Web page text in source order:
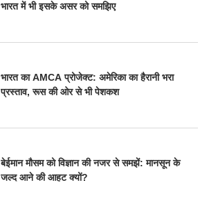
भारत में भी इसके असर को समझिए
भारत का AMCA प्रोजेक्ट: अमेरिका का हैरानी भरा
प्रस्ताव, रूस की ओर से भी पेशकश
बेईमान मौसम को विज्ञान की नजर से समझें: मानसून के
जल्द आने की आहट क्यों?